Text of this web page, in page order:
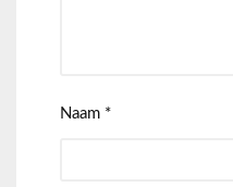
Naam *